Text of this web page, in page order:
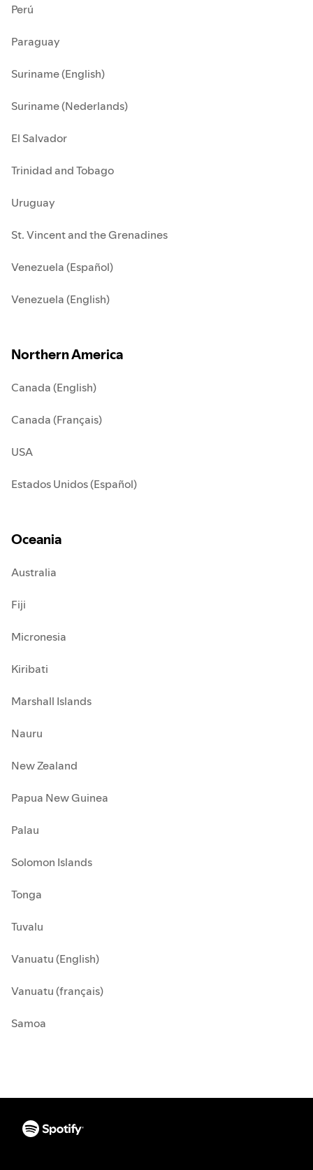
Perú
Paraguay
Suriname (English)
Suriname (Nederlands)
El Salvador
Trinidad and Tobago
Uruguay
St. Vincent and the Grenadines
Venezuela (Español)
Venezuela (English)
Northern America
Canada (English)
Canada (Français)
USA
Estados Unidos (Español)
Oceania
Australia
Fiji
Micronesia
Kiribati
Marshall Islands
Nauru
New Zealand
Papua New Guinea
Palau
Solomon Islands
Tonga
Tuvalu
Vanuatu (English)
Vanuatu (français)
Samoa